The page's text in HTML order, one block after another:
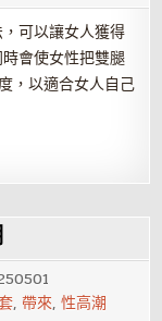
可以讓女人獲得
會使女性把雙腿
，以適合女人自己
,帶來,性高潮